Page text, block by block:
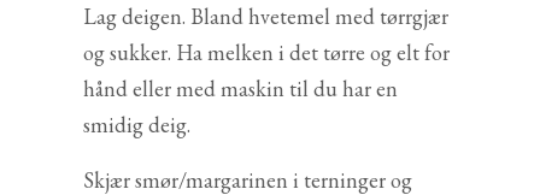
Lag deigen. Bland hvetemel med tørrgjær
og sukker. Ha melken i det tørre og elt for
hånd eller med maskin til du har en
smidig deig.
Skjær smør/margarinen i terninger og